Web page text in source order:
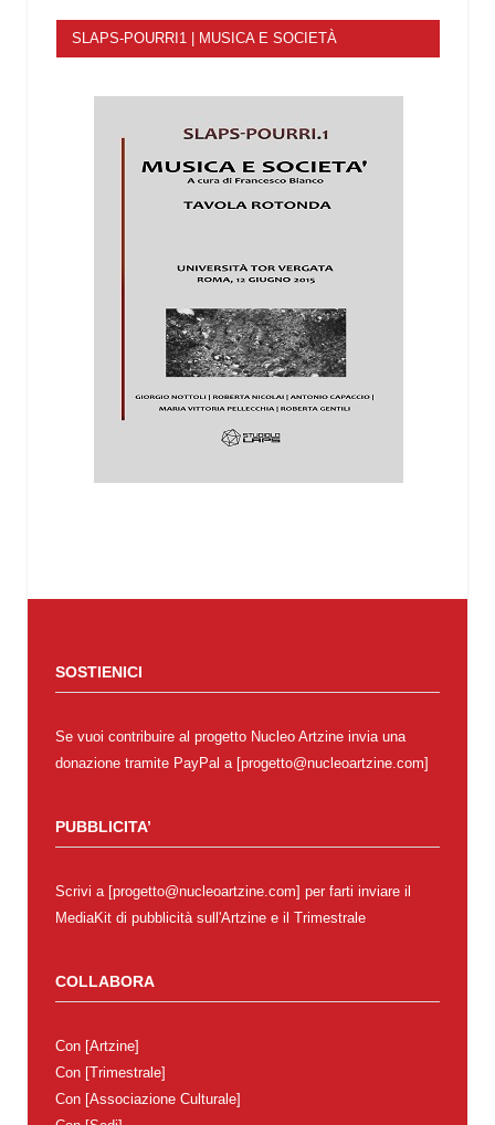
SLAPS-POURRI1 | MUSICA E SOCIETÀ
SOSTIENICI
Se vuoi contribuire al progetto Nucleo Artzine invia una
donazione tramite PayPal a [progetto@nucleoartzine.com]
PUBBLICITA’
Scrivi a [progetto@nucleoartzine.com] per farti inviare il
MediaKit di pubblicità sull'Artzine e il Trimestrale
COLLABORA
Con [Artzine]
Con [Trimestrale]
Con [Associazione Culturale]